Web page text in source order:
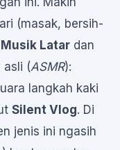
(masak, bersih-
Latar dan
asli (ASMR):
langkah kaki
Silent Vlog. Di
jenis ini ngasih